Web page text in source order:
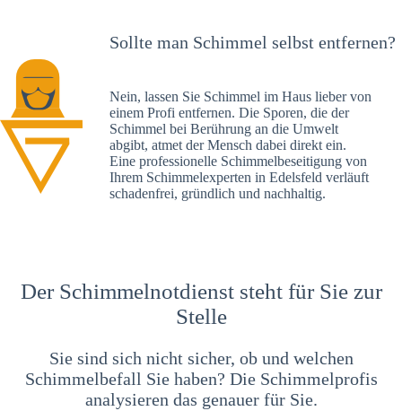
Sollte man Schimmel selbst entfernen?
Nein, lassen Sie Schimmel im Haus lieber von
einem Profi entfernen. Die Sporen, die der
Schimmel bei Berührung an die Umwelt
abgibt, atmet der Mensch dabei direkt ein.
Eine professionelle Schimmelbeseitigung von
Ihrem Schimmelexperten in Edelsfeld verläuft
schadenfrei, gründlich und nachhaltig.
Der Schimmelnotdienst steht für Sie zur
Stelle
Sie sind sich nicht sicher, ob und welchen
Schimmelbefall Sie haben? Die Schimmelprofis
analysieren das genauer für Sie.